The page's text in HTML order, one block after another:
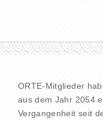
ORTE-Mitglieder
aus dem Jahr 2054
Vergangenheit seit